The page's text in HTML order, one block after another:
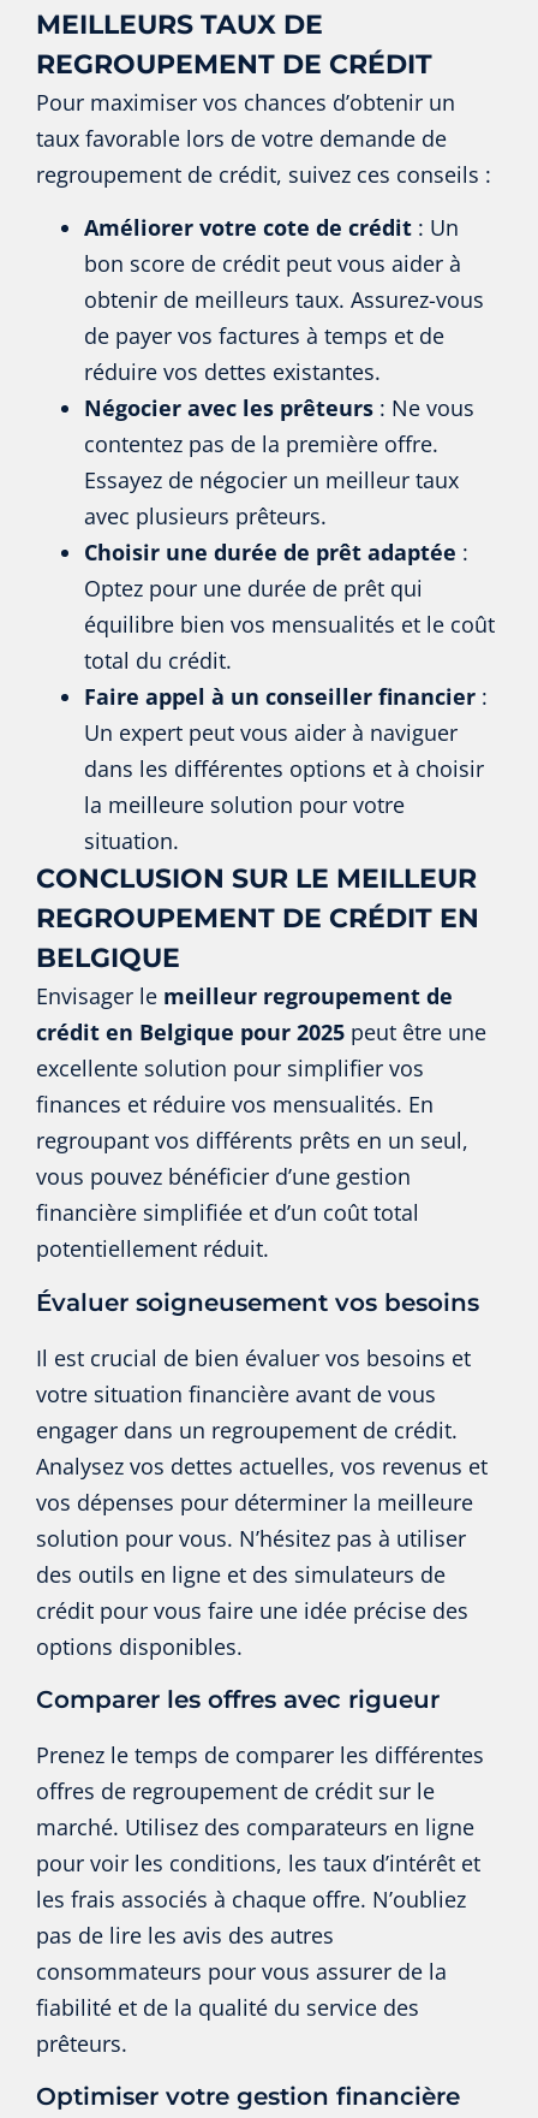
MEILLEURS TAUX DE
REGROUPEMENT DE CRÉDIT
Pour maximiser vos chances d’obtenir un
taux favorable lors de votre demande de
regroupement de crédit, suivez ces conseils :
Améliorer votre cote de crédit : Un
bon score de crédit peut vous aider à
obtenir de meilleurs taux. Assurez-vous
de payer vos factures à temps et de
réduire vos dettes existantes.
Négocier avec les prêteurs : Ne vous
contentez pas de la première offre.
Essayez de négocier un meilleur taux
avec plusieurs prêteurs.
Choisir une durée de prêt adaptée :
Optez pour une durée de prêt qui
équilibre bien vos mensualités et le coût
total du crédit.
Faire appel à un conseiller financier :
Un expert peut vous aider à naviguer
dans les différentes options et à choisir
la meilleure solution pour votre
situation.
CONCLUSION SUR LE MEILLEUR
REGROUPEMENT DE CRÉDIT EN
BELGIQUE
Envisager le meilleur regroupement de
crédit en Belgique pour 2025 peut être une
excellente solution pour simplifier vos
finances et réduire vos mensualités. En
regroupant vos différents prêts en un seul,
vous pouvez bénéficier d’une gestion
financière simplifiée et d’un coût total
potentiellement réduit.
Évaluer soigneusement vos besoins
Il est crucial de bien évaluer vos besoins et
votre situation financière avant de vous
engager dans un regroupement de crédit.
Analysez vos dettes actuelles, vos revenus et
vos dépenses pour déterminer la meilleure
solution pour vous. N’hésitez pas à utiliser
des outils en ligne et des simulateurs de
crédit pour vous faire une idée précise des
options disponibles.
Comparer les offres avec rigueur
Prenez le temps de comparer les différentes
offres de regroupement de crédit sur le
marché. Utilisez des comparateurs en ligne
pour voir les conditions, les taux d’intérêt et
les frais associés à chaque offre. N’oubliez
pas de lire les avis des autres
consommateurs pour vous assurer de la
fiabilité et de la qualité du service des
prêteurs.
Optimiser votre gestion financière